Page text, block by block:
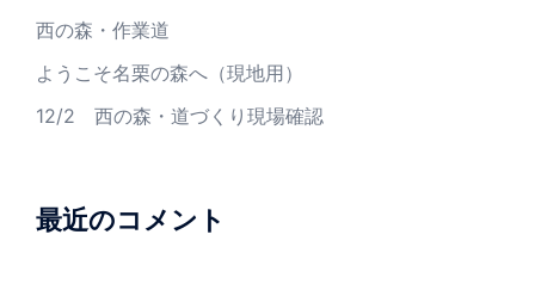
西の森・作業道
ようこそ名栗の森へ（現地用）
12/2 西の森・道づくり現場確認
最近のコメント